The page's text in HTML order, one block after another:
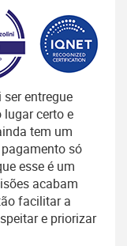
entregue
certo e
tem um
só
esse é um
acabam
facilitar a
e priorizar